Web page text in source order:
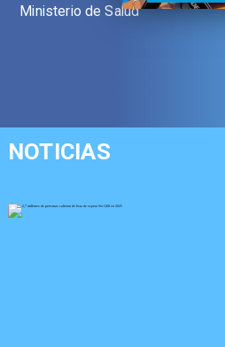
Ministerio de Salud
NOTICIAS